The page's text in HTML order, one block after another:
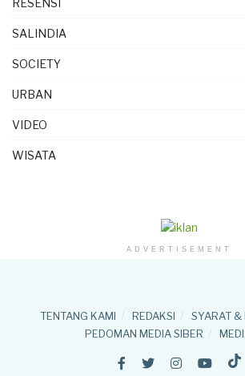
RESENSI
SALINDIA
SOCIETY
URBAN
VIDEO
WISATA
ADVERTISEMENT
TENTANG KAMI REDAKSI
SYARAT &
PEDOMAN MEDIA SIBER